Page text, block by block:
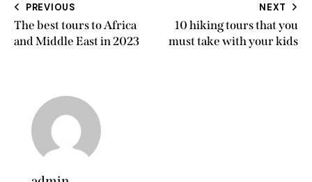
Post
navigation
PREVIOUS
The best tours to Africa
and Middle East in 2023
NEXT
10 hiking tours that you
must take with your kids